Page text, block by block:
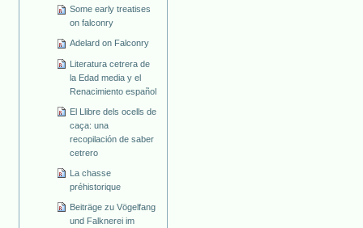
Some early treatises
on falconry
Adelard on Falconry
Literatura cetrera de
la Edad media y el
Renacimiento español
El Llibre dels ocells de
caça: una
recopilación de saber
cetrero
La chasse
préhistorique
Beiträge zu Vögelfang
und Falknerei im